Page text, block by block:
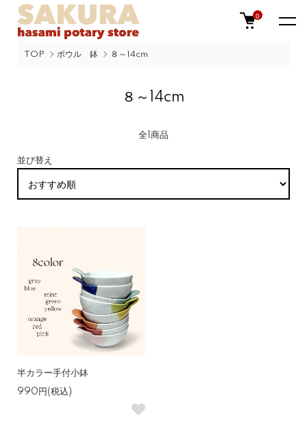
0
TOP ボウル 鉢 ８～14cm
８～14cm
全1商品
並び替え
半カラー手付小鉢
990円(税込)